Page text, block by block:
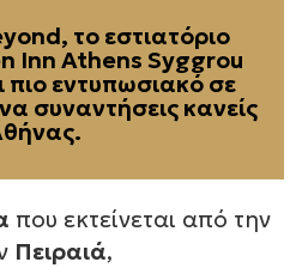
το εστιατόριο
Inn Athens Syggrou
πιο εντυπωσιακό σε
συναντήσεις κανείς
που εκτείνεται από την
Πειραιά,